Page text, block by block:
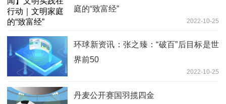
庭的“致富经”
2022-10-25
环球新资讯：张之臻：“破百”后目标是世
界前50
2022-10-25
丹麦公开赛国羽揽四金